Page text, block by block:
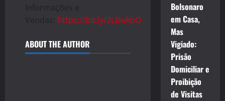
Informações e
Vendas: https://bit.ly/2LBwkbO
ABOUT THE AUTHOR
Bolsonaro
em Casa,
Mas
Vigiado:
Prisão
Domiciliar e
Proibição
de Visitas